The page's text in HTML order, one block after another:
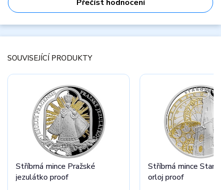
Přečíst hodnocení
SOUVISEJÍCÍ PRODUKTY
Stříbrná mince Pražské
jezulátko proof
Stříbrná mince
orloj proof